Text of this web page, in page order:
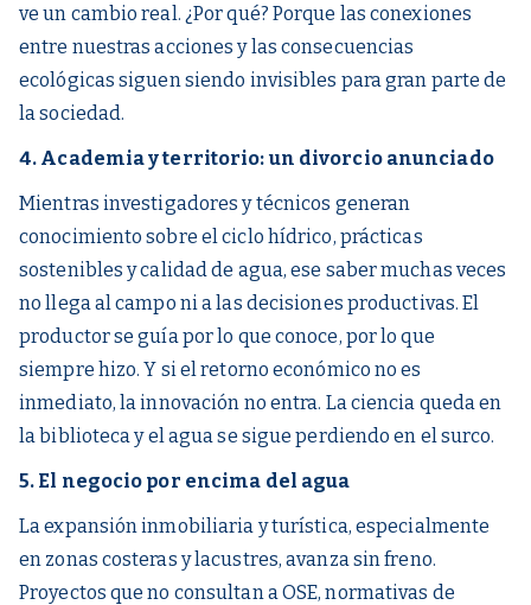
ve un cambio real. ¿Por qué? Porque las conexiones
entre nuestras acciones y las consecuencias
ecológicas siguen siendo invisibles para gran parte de
la sociedad.
4. Academia y territorio: un divorcio anunciado
Mientras investigadores y técnicos generan
conocimiento sobre el ciclo hídrico, prácticas
sostenibles y calidad de agua, ese saber muchas veces
no llega al campo ni a las decisiones productivas. El
productor se guía por lo que conoce, por lo que
siempre hizo. Y si el retorno económico no es
inmediato, la innovación no entra. La ciencia queda en
la biblioteca y el agua se sigue perdiendo en el surco.
5. El negocio por encima del agua
La expansión inmobiliaria y turística, especialmente
en zonas costeras y lacustres, avanza sin freno.
Proyectos que no consultan a OSE, normativas de